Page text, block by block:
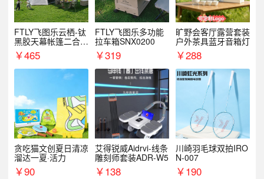
FTLY飞图乐云栖-钛
黑胶天幕帐篷二合一
TMTZ0201
￥465
FTLY飞图乐多功能
拉车箱SNX0200
￥319
旷野会客厅露营套装
户外茶具蓝牙音箱灯
￥288
贪吃猫文创夏日清凉
溜达一夏·活力
￥90
艾得锐威Aidrvi-线条
雕刻师套装ADR-W5
￥138
川崎羽毛球双拍IRO
N-007
￥190